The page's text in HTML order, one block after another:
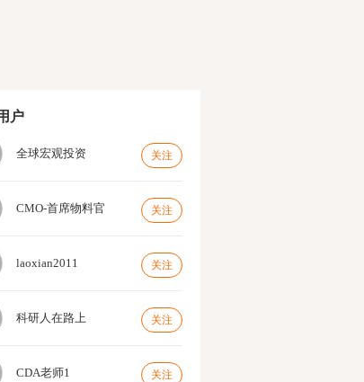
户
全球宏观投资 关注
CMO-首席物料官 关注
laoxian2011 关注
科研人在路上 关注
CDA老师1 关注